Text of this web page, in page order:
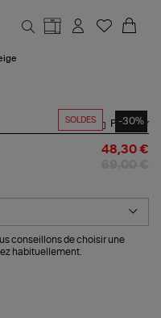
SOLDES -30%
Partager
48,30 €
conseillons de choisir une
habituellement.